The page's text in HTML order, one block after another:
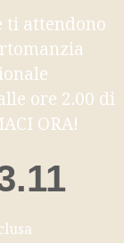
ti attendono
ore 2.00 di
ORA!